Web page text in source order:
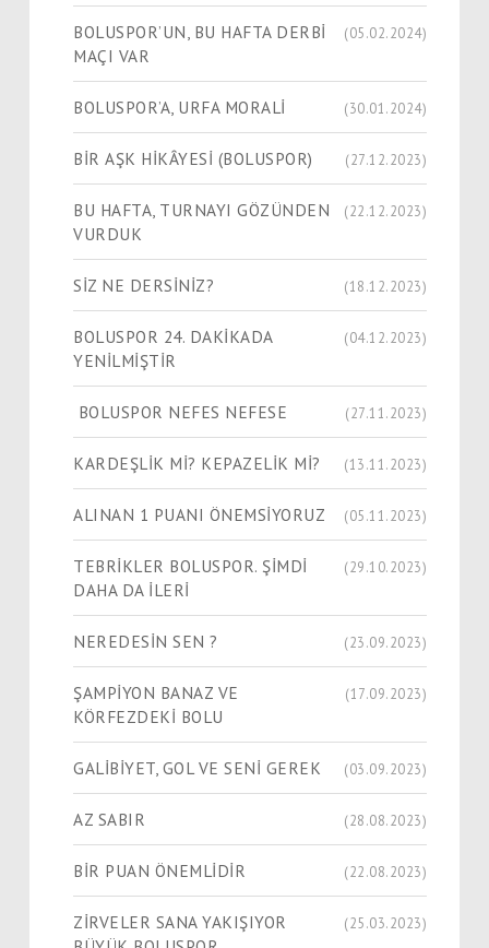
BOLUSPOR’UN, BU HAFTA DERBİ
MAÇI VAR
(05.02.2024)
BOLUSPOR’A, URFA MORALİ (30.01.2024)
​​​​​​​BİR AŞK HİKÂYESİ (BOLUSPOR) (27.12.2023)
BU HAFTA, TURNAYI GÖZÜNDEN
VURDUK
(22.12.2023)
SİZ NE DERSİNİZ? (18.12.2023)
BOLUSPOR 24. DAKİKADA
YENİLMİŞTİR
(04.12.2023)
BOLUSPOR NEFES NEFESE (27.11.2023)
KARDEŞLİK Mİ? KEPAZELİK Mİ? (13.11.2023)
ALINAN 1 PUANI ÖNEMSİYORUZ (05.11.2023)
TEBRİKLER BOLUSPOR. ŞİMDİ
DAHA DA İLERİ
(29.10.2023)
NEREDESİN SEN ? (23.09.2023)
ŞAMPİYON BANAZ VE
KÖRFEZDEKİ BOLU
(17.09.2023)
GALİBİYET, GOL VE SENİ GEREK (03.09.2023)
AZ SABIR (28.08.2023)
BİR PUAN ÖNEMLİDİR (22.08.2023)
ZİRVELER SANA YAKIŞIYOR
(25.03.2023)